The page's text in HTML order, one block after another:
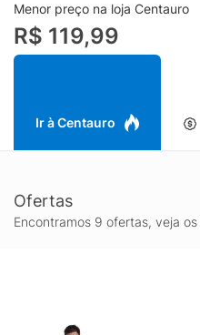
Menor preço na loja Centauro
R$ 119,99
Ir à Centauro
Ofertas
Encontramos 9 ofertas, veja